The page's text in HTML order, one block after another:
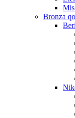
Bronza